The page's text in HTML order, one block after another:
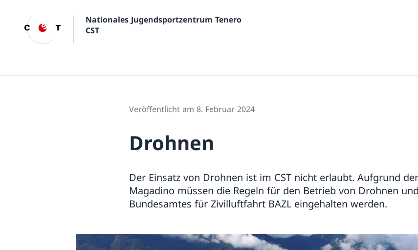
Nationales Jugendsportzentrum Tenero
CST
Veröffentlicht am 8. Februar 2024
Drohnen
Der Einsatz von Drohnen ist im CST nicht erlaubt. Aufgrund
Magadino müssen die Regeln für den Betrieb von Drohnen
Bundesamtes für Zivilluftfahrt BAZL eingehalten werden.